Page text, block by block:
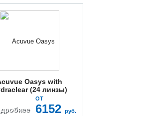
Oasys with
(24 линзы)
ОТ
6152 руб.